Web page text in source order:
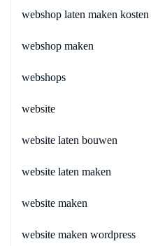
webshop laten maken kosten
webshop maken
webshops
website
website laten bouwen
website laten maken
website maken
website maken wordpress